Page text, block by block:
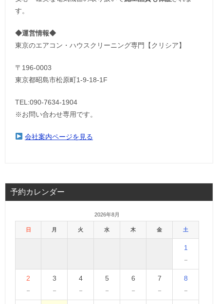
す。
◆運営情報◆
東京のエアコン・ハウスクリーニング専門【クリシア】
〒196-0003
東京都昭島市松原町1-9‐18‐1F
TEL:090-7634-1904
※お問い合わせ専用です。
会社案内ページを見る
予約カレンダー
2026年8月
日 月 火 水 木 金 土
1
－
2
－
3
－
4
－
5
－
6
－
7
－
8
－